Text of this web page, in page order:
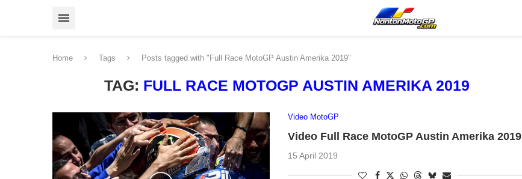
Home Tags Posts tagged with "Full Race MotoGP Austin Amerika 2019"
TAG: FULL RACE MOTOGP AUSTIN AMERIKA 2019
Video MotoGP
Video Full Race MotoGP Austin Amerika 2019
15 April 2019